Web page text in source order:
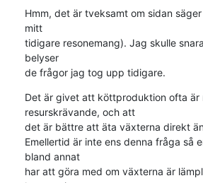
Hmm, det är tveksamt om sidan
mitt
tidigare resonemang). Jag skulle
belyser
de frågor jag tog upp tidigare.
Det är givet att köttproduktion ofta är
resurskrävande, och att
det är bättre att äta växterna direkt
Emellertid är inte ens denna fråga så
bland annat
har att göra med om växterna är